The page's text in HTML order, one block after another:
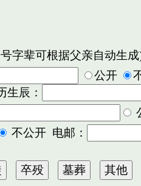
字辈可根据父亲自动生成
公开
生辰：
不公开 电邮：